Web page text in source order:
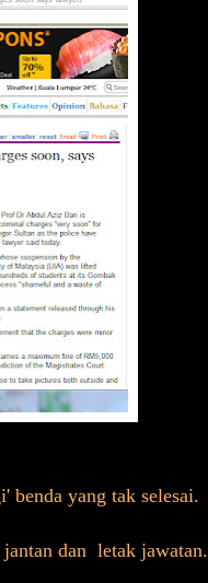
benda yang tak selesai.
dan letak jawatan.